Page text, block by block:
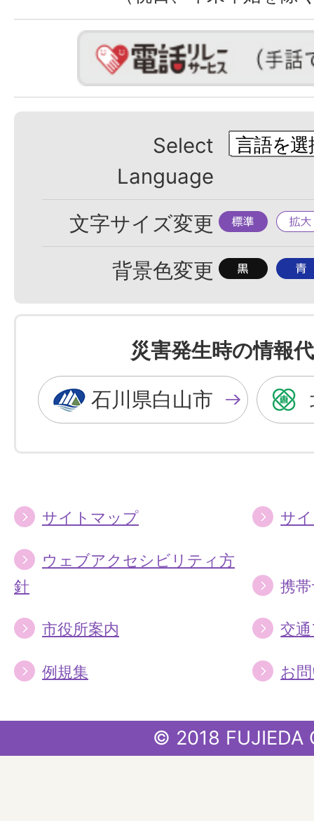
Select
Language
文字サイズ変更 標
準
拡
大
背景色変更 背
色
を
黒
色
に
背
色
を
青
色
に
災害発生時の情報
石川県白山市
サイトマップ サ
ウェブアクセシビリティ方
針
携
市役所案内 交
例規集 お
© 2018 FUJIEDA